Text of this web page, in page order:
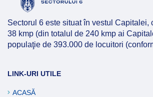
Afla mai multe
Sectorul 6 este situat în vestul Capitalei,
38 kmp (din totalul de 240 kmp ai
populaţie de 393.000 de locuitori
LINK-URI UTILE
ACASĂ